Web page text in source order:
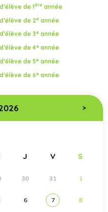
de 1ère année
de 2e année
de 3e année
de 4e année
de 5e année
de 6e année
>
J V S
30 31 1
6 7 8